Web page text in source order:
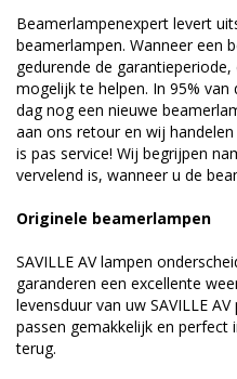
Beamerlampenexpert levert
beamerlampen. Wanneer een
gedurende de
mogelijk te helpen. In 95%
dag nog een nieuwe
aan ons retour en wij
is pas service! Wij begrijpen
vervelend is, wanneer u de
Originele beamerlampen
SAVILLE AV lampen
garanderen een excellente
levensduur van uw SAVILLE
passen gemakkelijk en perfect
terug.